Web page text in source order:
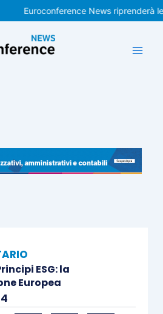
Euroconference News riprenderà le
ESG: la
Europea